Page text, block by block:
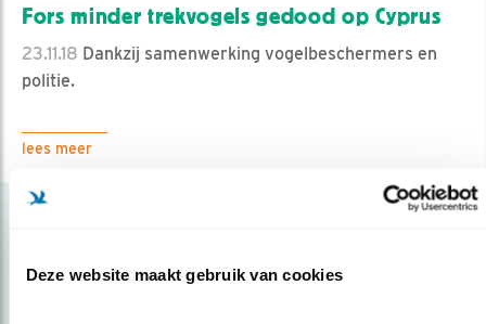
Deze website maakt gebruik van cookies
Fors minder trekvogels gedood op Cyprus
23.11.18 Dankzij samenwerking vogelbeschermers en
politie.
lees meer